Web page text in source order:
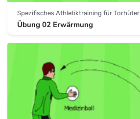
Spezifisches Athletiktraining für Torhüter
Übung 02 Erwärmung